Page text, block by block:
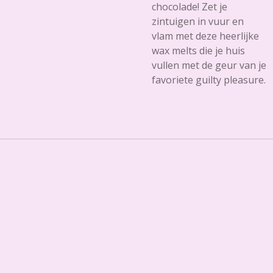
chocolade! Zet je
zintuigen in vuur en
vlam met deze heerlijke
wax melts die je huis
vullen met de geur van je
favoriete guilty pleasure.